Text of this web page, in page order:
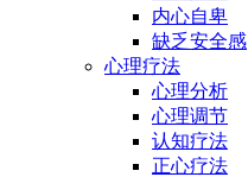
内心自卑
缺乏安全感
心理疗法
心理分析
心理调节
认知疗法
正心疗法